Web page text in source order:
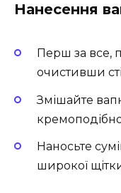
Нанесення
Перш за все,
очистивши
Змішайте
Наносьте
широкої